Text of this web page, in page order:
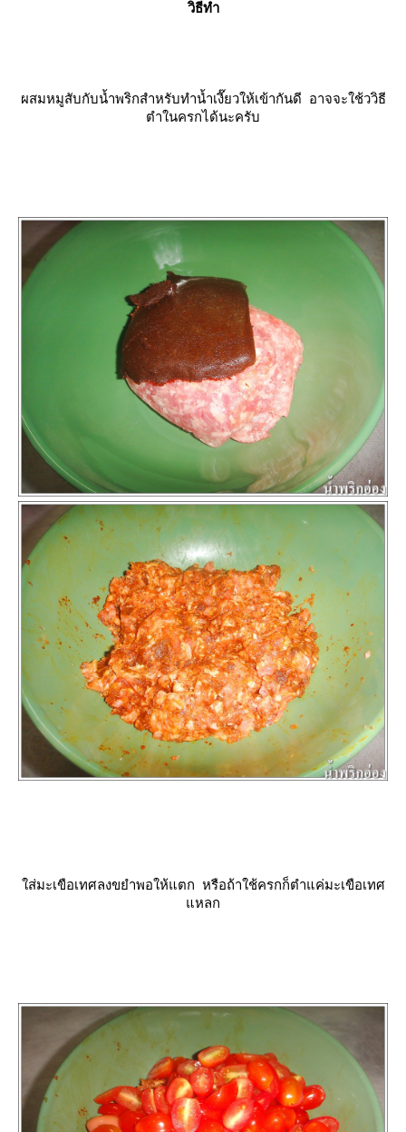
วิธีทำ
ผสมหมูสับกับน้ำพริกสำหรับทำน้ำเงี๊ยวให้เข้ากันดี อาจจะใช้ววิธี
ตำในครกได้นะครับ
ส่มะเขือเทศลงขยำพอให้แตก หรือถ้าใช้ครกก็ตำแค่มะเขือเทศ
หลก